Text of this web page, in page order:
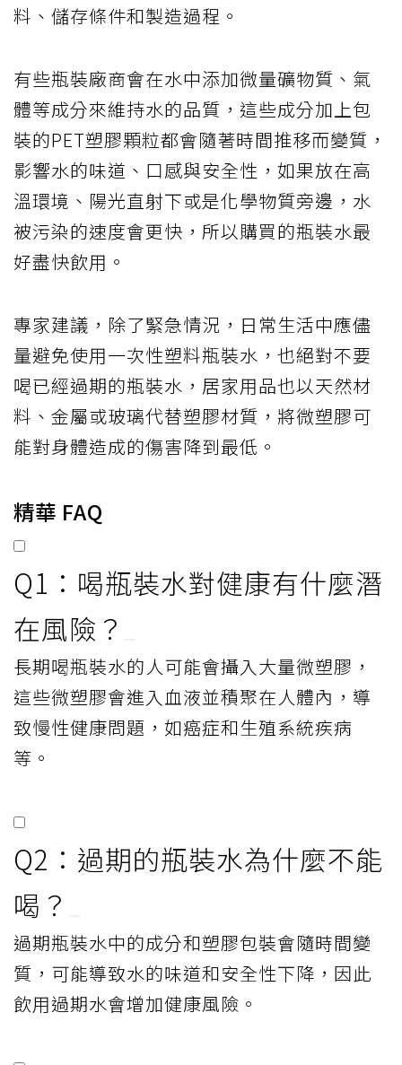
料、儲存條件和製造過程。
有些瓶裝廠商會在水中添加微量礦物質、氣
體等成分來維持水的品質，這些成分加上包
裝的PET塑膠顆粒都會隨著時間推移而變質，
影響水的味道、口感與安全性，如果放在高
溫環境、陽光直射下或是化學物質旁邊，水
被污染的速度會更快，所以購買的瓶裝水最
好盡快飲用。
專家建議，除了緊急情況，日常生活中應儘
量避免使用一次性塑料瓶裝水，也絕對不要
喝已經過期的瓶裝水，居家用品也以天然材
料、金屬或玻璃代替塑膠材質，將微塑膠可
能對身體造成的傷害降到最低。
精華 FAQ
Q1：喝瓶裝水對健康有什麼潛
在風險？
長期喝瓶裝水的人可能會攝入大量微塑膠，
這些微塑膠會進入血液並積聚在人體內，導
致慢性健康問題，如癌症和生殖系統疾病
等。
Q2：過期的瓶裝水為什麼不能
喝？
過期瓶裝水中的成分和塑膠包裝會隨時間變
質，可能導致水的味道和安全性下降，因此
飲用過期水會增加健康風險。